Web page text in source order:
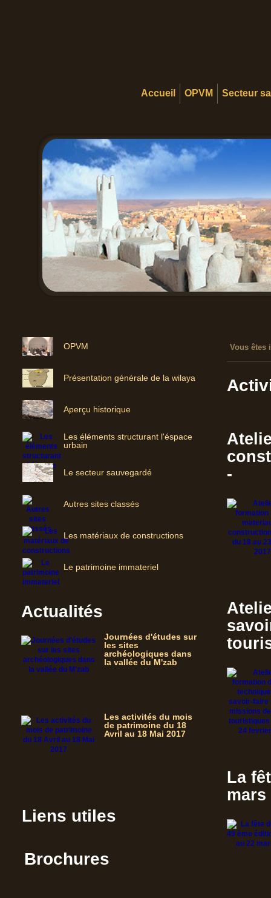
Accueil OPVM Secteur
OPVM
Présentation générale de la wilaya
Aperçu historique
Les éléments structurant l'éspace
urbain
Le secteur sauvegardé
Autres sites classés
Les matériaux de constructions
Le patrimoine immateriel
Actualités
Journées d'études sur
les sites
archéologiques dans
la vallée du M'zab
Les activités du mois
de patrimoine du 18
Avril au 18 Mai 2017
Liens utiles
Brochures
Vous êtes
-
La
mars